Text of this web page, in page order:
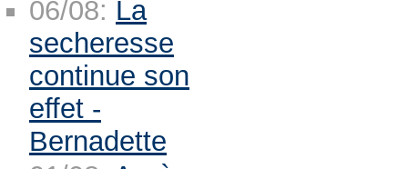
06/08: La
secheresse
continue son
effet -
Bernadette